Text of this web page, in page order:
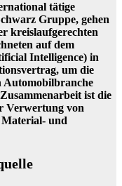
tätige
Gruppe, gehen
kreislaufgerechten
auf dem
Intelligence) in
um die
Automobilbranche
ist die
Verwertung von
Material- und